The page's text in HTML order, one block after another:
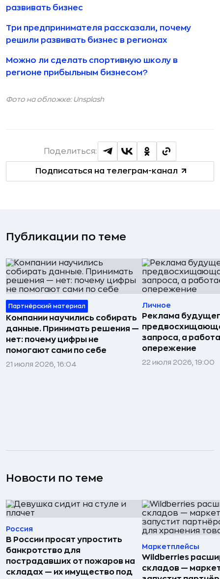
развивать бизнес
Три предпринимателя рассказали, почему
решили развивать бизнес в регионах
Можно ли сделать спортивную школу в
регионе прибыльным бизнесом?
Фото на обложке: Unsplash
Подписаться на телеграм-канал
Поделиться:
Публикации по теме
Партнёрский материал
Компании научились собирать
данные. Принимать решения —
нет: почему цифры не
помогают сами по себе
21 июля 2026, 16:04
Личное
Реклама
запроса, а
опережение
22 июля 2026, 19:00
Новости по теме
Россия
В России просят упростить
банкротство для
пострадавших от пожаров на
складах — их имущество под
Маркетплейсы
Wildberries
складов —